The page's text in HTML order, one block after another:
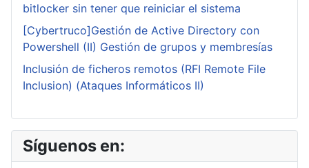
bitlocker sin tener que reiniciar el sistema
[Cybertruco]Gestión de Active Directory con
Powershell (II) Gestión de grupos y membresías
Inclusión de ficheros remotos (RFI Remote File
Inclusion) (Ataques Informáticos II)
Síguenos en: